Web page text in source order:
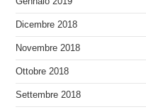
Dicembre 2018
Novembre 2018
Ottobre 2018
Settembre 2018